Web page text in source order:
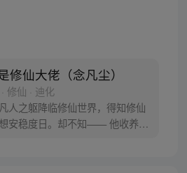
修仙大佬（念凡尘）
修仙 · 迪化
人之躯降临修仙世界，得知修仙
安稳度日。却不知—— 他收养的